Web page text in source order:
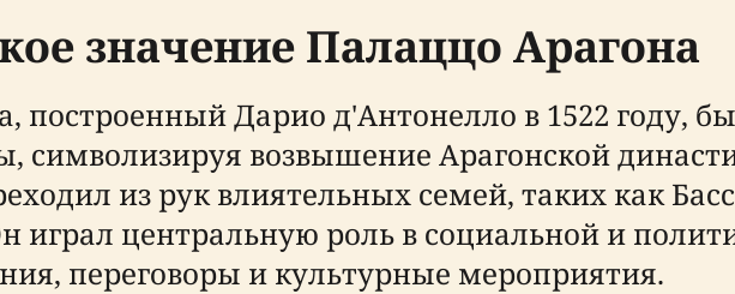
значение Палаццо Арагона
построенный Дарио д'Антонелло в 1522 году,
символизируя возвышение Арагонской
из рук влиятельных семей, таких как
играл центральную роль в социальной и
переговоры и культурные мероприятия.